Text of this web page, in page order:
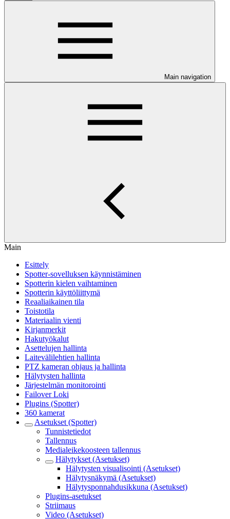
Main navigation
Main
Esittely
Spotter-sovelluksen käynnistäminen
Spotterin kielen vaihtaminen
Spotterin käyttöliittymä
Reaaliaikainen tila
Toistotila
Materiaalin vienti
Kirjanmerkit
Hakutyökalut
Asettelujen hallinta
Laitevälilehtien hallinta
PTZ kameran ohjaus ja hallinta
Hälytysten hallinta
Järjestelmän monitorointi
Failover Loki
Plugins (Spotter)
360 kamerat
Asetukset (Spotter)
Tunnistetiedot
Tallennus
Medialeikekoosteen tallennus
Hälytykset (Asetukset)
Hälytysten visualisointi (Asetukset)
Hälytysnäkymä (Asetukset)
Hälytysponnahdusikkuna (Asetukset)
Plugins-asetukset
Striimaus
Video (Asetukset)